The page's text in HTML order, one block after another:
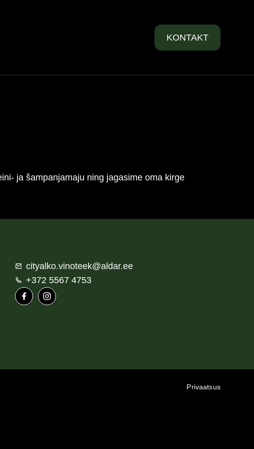
KONTAKT
ja šampanjamaju ning jagasime oma kirge
cityalko.vinoteek@aldar.ee
+372 5567 4753
Privaatsus